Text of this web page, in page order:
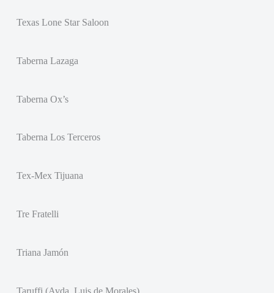
Texas Lone Star Saloon
Taberna Lazaga
Taberna Ox’s
Taberna Los Terceros
Tex-Mex Tijuana
Tre Fratelli
Triana Jamón
Taruffi (Avda. Luis de Morales)